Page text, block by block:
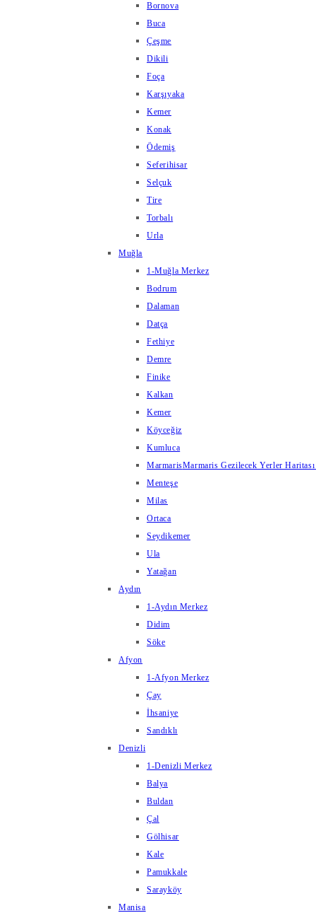
Bornova
Buca
Çeşme
Dikili
Foça
Karşıyaka
Kemer
Konak
Ödemiş
Seferihisar
Selçuk
Tire
Torbalı
Urla
Muğla
1-Muğla Merkez
Bodrum
Dalaman
Datça
Fethiye
Demre
Finike
Kalkan
Kemer
Köyceğiz
Kumluca
MarmarisMarmaris Gezilecek Yerler
Menteşe
Milas
Ortaca
Seydikemer
Ula
Yatağan
Aydın
1-Aydın Merkez
Didim
Söke
Afyon
1-Afyon Merkez
Çay
İhsaniye
Sandıklı
Denizli
1-Denizli Merkez
Balya
Buldan
Çal
Gölhisar
Kale
Pamukkale
Sarayköy
Manisa